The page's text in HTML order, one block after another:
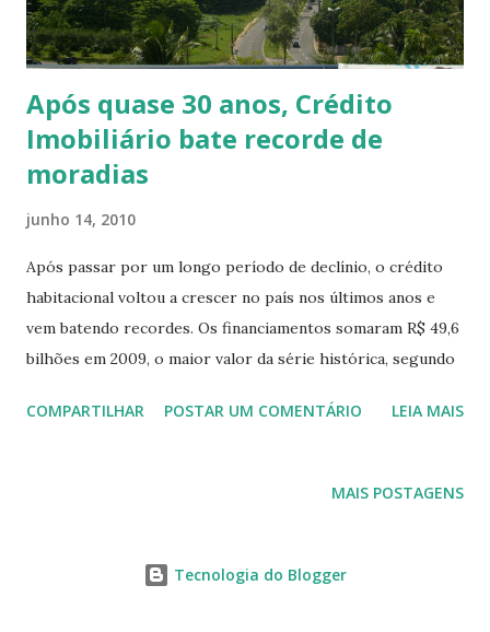
Vitor Bidetti, diretor da Brazilian Mortgages, embora a
empresa te...
Após quase 30 anos, Crédito
Imobiliário bate recorde de
moradias
junho 14, 2010
Após passar por um longo período de declínio, o crédito
habitacional voltou a crescer no país nos últimos anos e
vem batendo recordes. Os financiamentos somaram R$ 49,6
bilhões em 2009, o maior valor da série histórica, segundo
Crédito Imobiliário e Poupança). Foi também no ano
Habitação]", destaca o economista-chefe do Secovi-SP
COMPARTILHAR POSTAR UM COMENTÁRIO LEIA MAIS
MAIS POSTAGENS
Tecnologia do Blogger